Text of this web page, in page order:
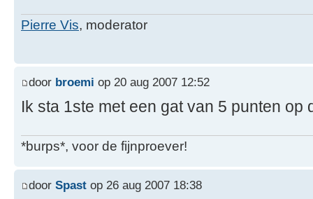
Pierre Vis, moderator
door broemi op 20 aug 2007 12:52
Ik sta 1ste met een gat van 5 punten op
*burps*, voor de fijnproever!
door Spast op 26 aug 2007 18:38